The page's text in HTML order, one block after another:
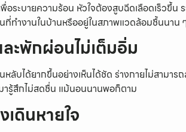
อระบายความร้อน หัวใจต้องสูบฉีดเลือดเร็วขึ้
ทำงานในบ้านหรืออยู่ในสภาพแวดล้อมชื้นนาน
ะพักผ่อนไม่เต็มอิ่ม
ลับได้ยากขึ้นอย่างเห็นได้ชัด ร่างกายไม่สาม
ารู้สึกไม่สดชื่น แม้นอนนานพอก็ตาม
ดินหายใจ